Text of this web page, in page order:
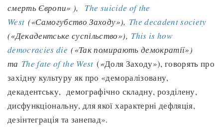
смерть Європи» ),
The suicide of the
West («Самогубство Заходу»), The decadent society
(«Декадентське суспільство»), This is how
democracies die («Так помирають демократії»)
та The fate of the West («Доля Заходу»), говорять про
західну культуру як про «деморалізовану,
декадентську, демографічно складну, розділену,
дисфункціональну, для якої характерні дефляція,
дезінтеграція та занепад».